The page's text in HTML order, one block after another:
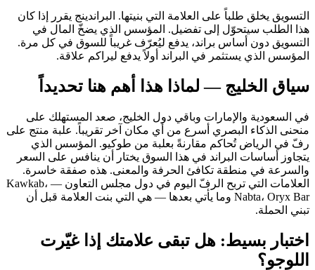
التسويق يخلق طلباً على العلامة التي بنيتها. البراندينج يقرر إذا كان
هذا الطلب سيتحوّل إلى تفضيل. المؤسس الذي يضخّ المال في
التسويق دون أساس براند، يدفع ليُعرّف غريباً للسوق في كل مرة.
المؤسس الذي يستثمر في البراند أولاً يدفع ليراكم علاقة.
سياق الخليج — لماذا هذا أهم هنا تحديداً
في السعودية والإمارات وباقي دول الخليج، صعد المستهلك على
منحنى الذكاء البصري أسرع من أي مكان آخر تقريباً. علبة منتج على
رفّ في الرياض تُحاكم مقارنةً بعلبة من طوكيو. المؤسس الذي
يتجاوز أساسات البراند في هذا السوق يختار أن ينافس على السعر
والسرعة في منطقة تكافئ الحرفة والمعنى. هذه صفقة خاسرة.
العلامات التي تربح الرفّ اليوم في دول مجلس التعاون — Kawkab،
Nabta، Oryx Bar وما يأتي بعدها — هي التي بنت العلامة قبل أن
تبني الحملة.
اختبار بسيط: هل تبقى علامتك إذا غيّرت
اللوجو؟